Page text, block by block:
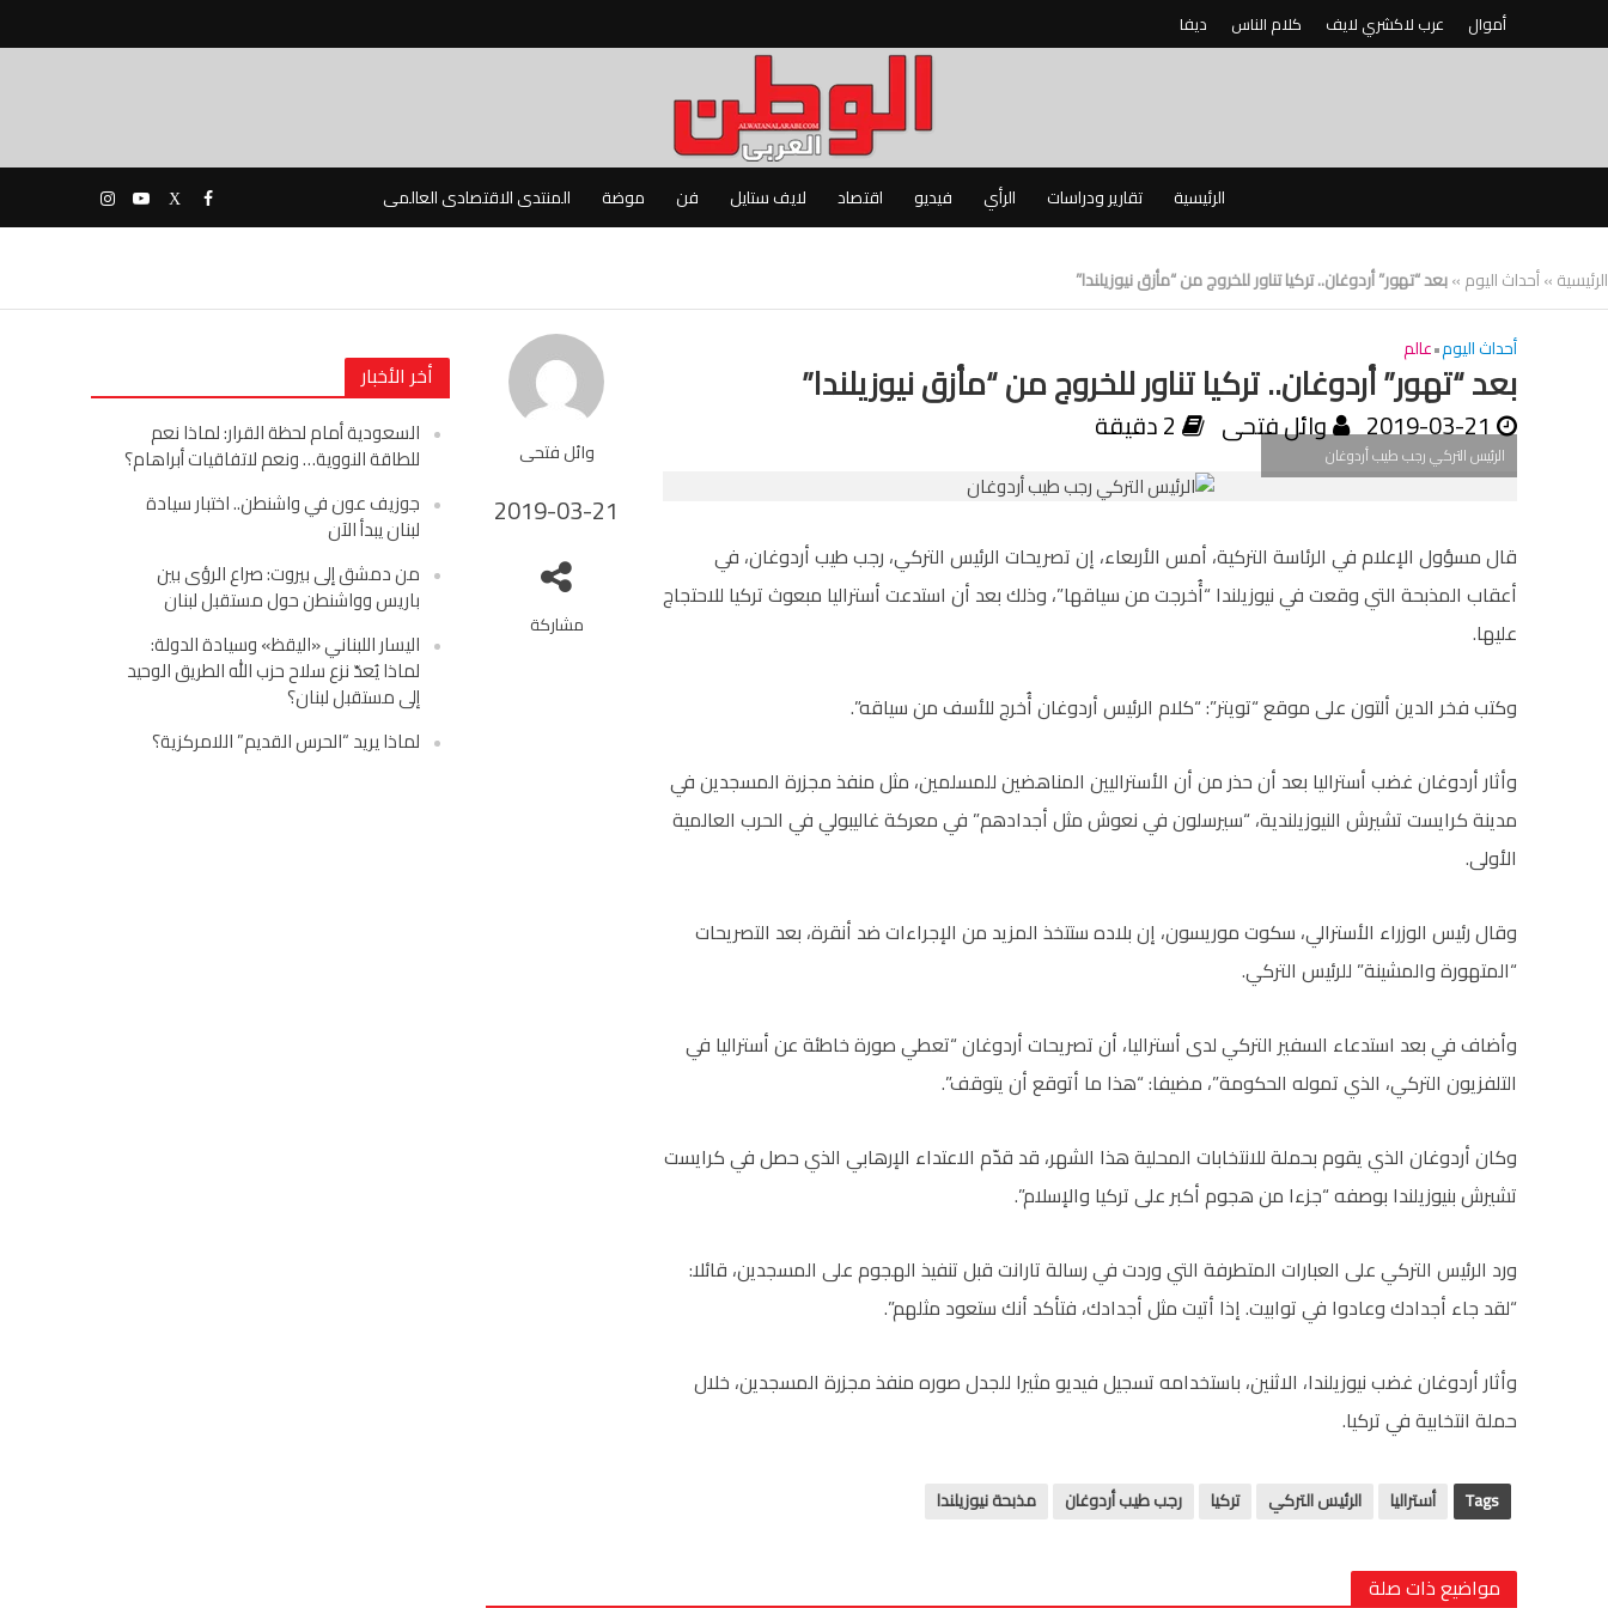
أموال عرب لاكشري لايف كلام الناس ديفا
الرئيسية تقارير ودراسات الرأي فيديو اقتصاد لايف ستايل فن موضة المنتدى الاقتصادى العالمى
الرئيسية»أحداث اليوم»بعد “تهور” أردوغان.. تركيا تناور للخروج من “مأزق نيوزيلندا”
أخر الأخبار
السعودية أمام لحظة القرار: لماذا نعم
للطاقة النووية… ونعم لاتفاقيات أبراهام؟
جوزيف عون في واشنطن.. اختبار سيادة
لبنان يبدأ الآن
من دمشق إلى بيروت: صراع الرؤى بين
باريس وواشنطن حول مستقبل لبنان
اليسار اللبناني «اليقظ» وسيادة الدولة:
لماذا يُعدّ نزع سلاح حزب الله الطريق الوحيد
إلى مستقبل لبنان؟
لماذا يريد “الحرس القديم” اللامركزية؟
وائل فتحى
2019-03-21
مشاركة
أحداث اليوم•عالم
بعد “تهور” أردوغان.. تركيا تناور للخروج من “مأزق نيوزيلندا”
2019-03-21 وائل فتحى 2 دقيقة
الرئيس التركي رجب طيب أردوغان
قال مسؤول الإعلام في الرئاسة التركية، أمس الأربعاء، إن تصريحات الرئيس التركي، رجب طيب أردوغان، في
أعقاب المذبحة التي وقعت في نيوزيلندا “أُخرجت من سياقها”، وذلك بعد أن استدعت أستراليا مبعوث تركيا للاحتجاج
عليها.
وكتب فخر الدين ألتون على موقع “تويتر”: “كلام الرئيس أردوغان أُخرج للأسف من سياقه”.
وأثار أردوغان غضب أستراليا بعد أن حذر من أن الأستراليين المناهضين للمسلمين، مثل منفذ مجزرة المسجدين في
مدينة كرايست تشيرش النيوزيلندية، “سيرسلون في نعوش مثل أجدادهم” في معركة غاليبولي في الحرب العالمية
الأولى.
وقال رئيس الوزراء الأسترالي، سكوت موريسون، إن بلاده ستتخذ المزيد من الإجراءات ضد أنقرة، بعد التصريحات
“المتهورة والمشينة” للرئيس التركي.
وأضاف في بعد استدعاء السفير التركي لدى أستراليا، أن تصريحات أردوغان “تعطي صورة خاطئة عن أستراليا في
التلفزيون التركي، الذي تموله الحكومة”، مضيفا: “هذا ما أتوقع أن يتوقف”.
وكان أردوغان الذي يقوم بحملة للانتخابات المحلية هذا الشهر، قد قدّم الاعتداء الإرهابي الذي حصل في كرايست
تشيرش بنيوزيلندا بوصفه “جزءا من هجوم أكبر على تركيا والإسلام”.
ورد الرئيس التركي على العبارات المتطرفة التي وردت في رسالة تارانت قبل تنفيذ الهجوم على المسجدين، قائلا:
“لقد جاء أجدادك وعادوا في توابيت. إذا أتيت مثل أجدادك، فتأكد أنك ستعود مثلهم”.
وأثار أردوغان غضب نيوزيلندا، الاثنين، باستخدامه تسجيل فيديو مثيرا للجدل صوره منفذ مجزرة المسجدين، خلال
حملة انتخابية في تركيا.
Tags أستراليا الرئيس التركي تركيا رجب طيب أردوغان مذبحة نيوزيلندا
مواضيع ذات صلة